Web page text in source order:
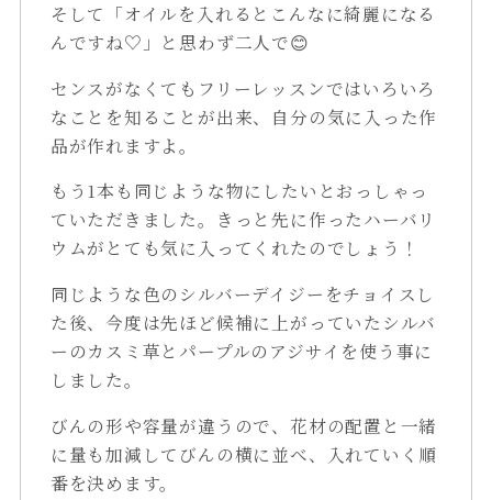
そして「オイルを入れるとこんなに綺麗になる
んですね♡」と思わず二人で😊
センスがなくてもフリーレッスンではいろいろ
なことを知ることが出来、自分の気に入った作
品が作れますよ。
もう1本も同じような物にしたいとおっしゃっ
ていただきました。きっと先に作ったハーバリ
ウムがとても気に入ってくれたのでしょう！
同じような色のシルバーデイジーをチョイスし
た後、今度は先ほど候補に上がっていたシルバ
ーのカスミ草とパープルのアジサイを使う事に
しました。
びんの形や容量が違うので、花材の配置と一緒
に量も加減してびんの横に並べ、入れていく順
番を決めます。